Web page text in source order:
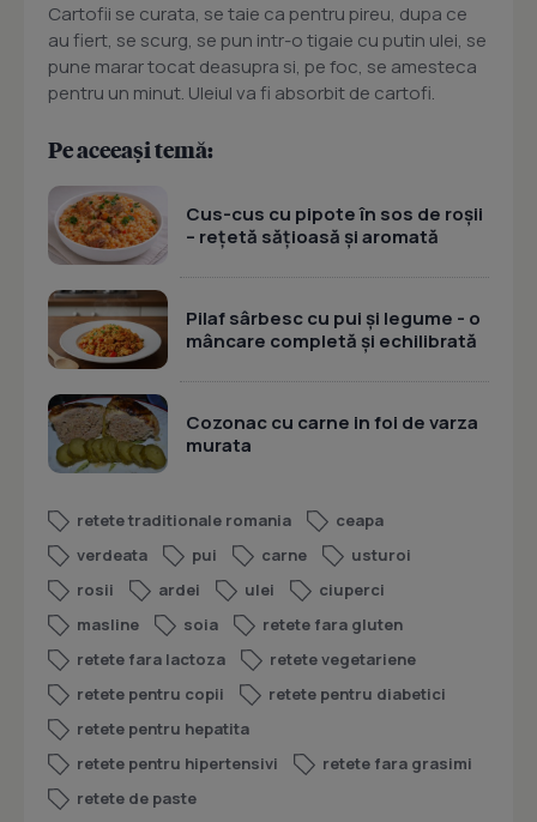
Cartofii se curata, se taie ca pentru pireu, dupa ce
au fiert, se scurg, se pun intr-o tigaie cu putin ulei, se
pune marar tocat deasupra si, pe foc, se amesteca
pentru un minut. Uleiul va fi absorbit de cartofi.
Pe aceeași temă:
Cus-cus cu pipote în sos de roșii
– rețetă sățioasă și aromată
Pilaf sârbesc cu pui și legume - o
mâncare completă și echilibrată
Cozonac cu carne in foi de varza
murata
retete traditionale romania
ceapa
verdeata
pui carne
usturoi
rosii
ardei ulei
ciuperci
masline
soia
retete fara gluten
retete fara lactoza
retete vegetariene
retete pentru copii
retete pentru diabetici
retete pentru hepatita
retete pentru hipertensivi
retete fara grasimi
retete de paste